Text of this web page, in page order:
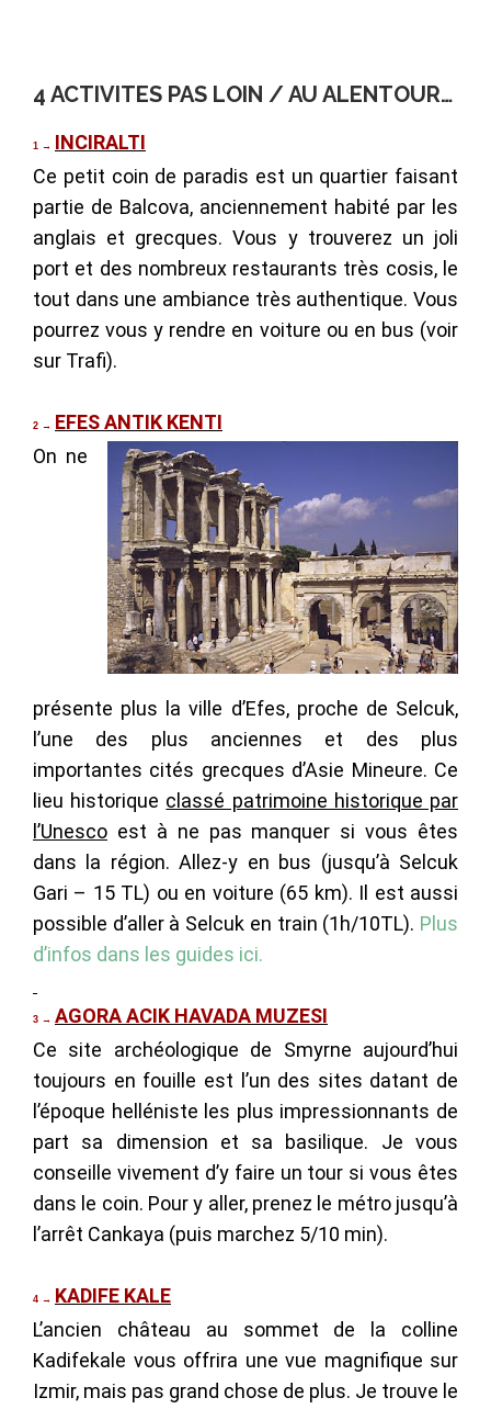
4 ACTIVITES PAS LOIN / AU ALENTOUR…
1 → INCIRALTI
Ce petit coin de paradis est un quartier faisant
partie de Balcova, anciennement habité par les
anglais et grecques. Vous y trouverez un joli
port et des nombreux restaurants très cosis, le
tout dans une ambiance très authentique. Vous
pourrez vous y rendre en voiture ou en bus (voir
sur Trafi).
2 → EFES ANTIK KENTI
On ne
présente plus la ville d’Efes, proche de Selcuk,
l’une des plus anciennes et des plus
importantes cités grecques d’Asie Mineure. Ce
lieu historique classé patrimoine historique par
l’Unesco est à ne pas manquer si vous êtes
dans la région. Allez-y en bus (jusqu’à Selcuk
Gari – 15 TL) ou en voiture (65 km). Il est aussi
possible d’aller à Selcuk en train (1h/10TL). Plus
d’infos dans les guides ici.
3 → AGORA ACIK HAVADA MUZESI
Ce site archéologique de Smyrne aujourd’hui
toujours en fouille est l’un des sites datant de
l’époque helléniste les plus impressionnants de
part sa dimension et sa basilique. Je vous
conseille vivement d’y faire un tour si vous êtes
dans le coin. Pour y aller, prenez le métro jusqu’à
l’arrêt Cankaya (puis marchez 5/10 min).
4 → KADIFE KALE
L’ancien château au sommet de la colline
Kadifekale vous offrira une vue magnifique sur
Izmir, mais pas grand chose de plus. Je trouve le